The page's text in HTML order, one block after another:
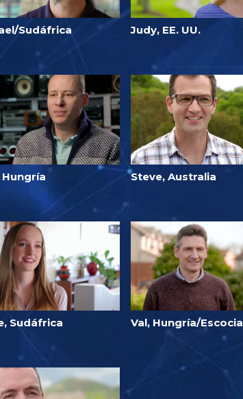
Sudáfrica Judy, EE. UU.
Steve, Australia
Sudáfrica Val, Hungría/Escocia